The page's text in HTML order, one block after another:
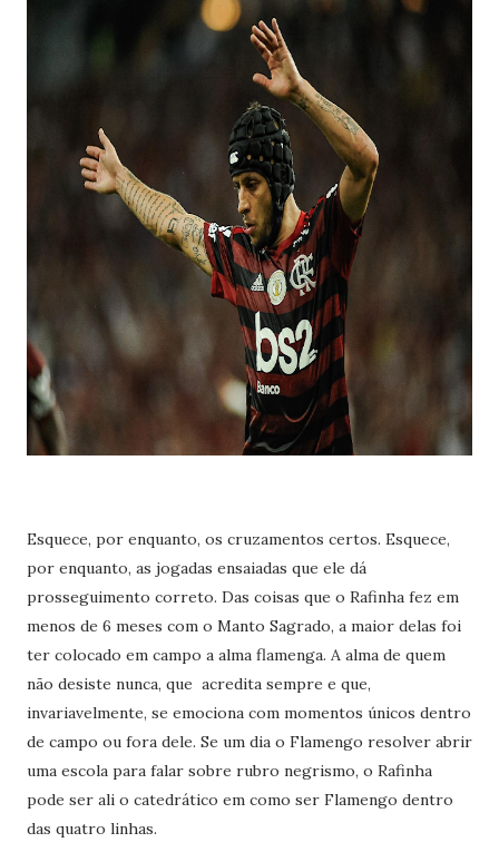
Esquece, por enquanto, os cruzamentos certos. Esquece,
por enquanto, as jogadas ensaiadas que ele dá
prosseguimento correto. Das coisas que o Rafinha fez em
menos de 6 meses com o Manto Sagrado, a maior delas foi
ter colocado em campo a alma flamenga. A alma de quem
não desiste nunca, que acredita sempre e que,
invariavelmente, se emociona com momentos únicos dentro
de campo ou fora dele. Se um dia o Flamengo resolver abrir
uma escola para falar sobre rubro negrismo, o Rafinha
pode ser ali o catedrático em como ser Flamengo dentro
das quatro linhas.